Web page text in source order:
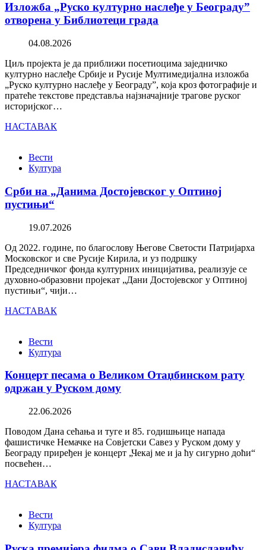
Изложба „Руско културно наслеђе у Београду”
отворена у Библиотеци града
04.08.2026
Циљ пројекта је да приближи посетиоцима заједничко
културно наслеђе Србије и Русије Мултимедијална изложба
„Руско културно наслеђе у Београду”, која кроз фотографије и
пратеће текстове представља најзначајније трагове руског
историјског…
НАСТАВАК
Вести
Култура
Срби на „Данима Достојевског у Оптиној
пустињи“
19.07.2026
Од 2022. године, по благослову Његове Светости Патријарха
Московског и све Русије Кирила, и уз подршку
Председничког фонда културних иницијатива, реализује се
духовно-образовни пројекат „Дани Достојевског у Оптиној
пустињи“, чији…
НАСТАВАК
Вести
Култура
Концерт песама о Великом Отаџбинском рату
одржан у Руском дому
22.06.2026
Поводом Дана сећања и туге и 85. годишњице напада
фашистичке Немачке на Совјетски Савез у Руском дому у
Београду приређен је концерт „Чекај ме и ја ћу сигурно доћи“
посвећен…
НАСТАВАК
Вести
Култура